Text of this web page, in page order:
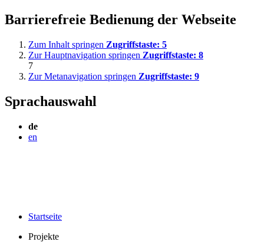
Barrierefreie Bedienung der Webseite
Zum Inhalt springen Zugriffstaste: 5
Zur Hauptnavigation springen Zugriffstaste: 8
7
Zur Metanavigation springen Zugriffstaste: 9
Sprachauswahl
de
en
Startseite
Projekte